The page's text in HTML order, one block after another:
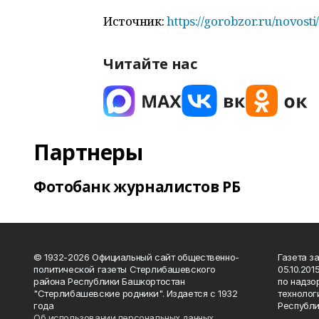
Источник:https://gorobzor.ru/
Читайте нас
Партнеры
Фотобанк журналистов РБ
© 1932-2026 Официальный сайт общественно-
политической газеты Стерлибашевского
района Республики Башкортостан
"Стерлибашевские родники". Издается с 1932
года
Газета
по